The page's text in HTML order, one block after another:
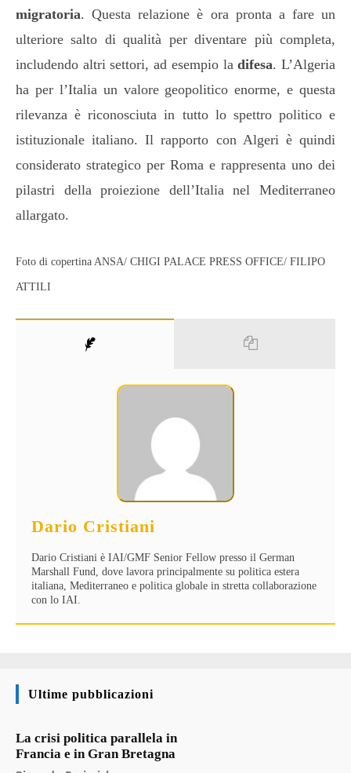
migratoria. Questa relazione è ora pronta a fare un
ulteriore salto di qualità per diventare più completa,
includendo altri settori, ad esempio ladifesa. L’Algeria
ha per l’Italia un valore geopolitico enorme, e questa
rilevanza è riconosciuta in tutto lo spettro politico e
istituzionale italiano. Il rapporto con Algeri è quindi
considerato strategico per Roma e rappresenta uno dei
pilastri della proiezione dell’Italia nel Mediterraneo
allargato.
Foto di copertina ANSA/ CHIGI PALACE PRESS OFFICE/ FILIPO
ATTILI
Dario Cristiani
Dario Cristiani è IAI/GMF Senior Fellow presso il German
Marshall Fund, dove lavora principalmente su politica estera
italiana, Mediterraneo e politica globale in stretta collaborazione
con lo IAI.
Ultime pubblicazioni
La crisi politica parallela in
Francia e in Gran Bretagna